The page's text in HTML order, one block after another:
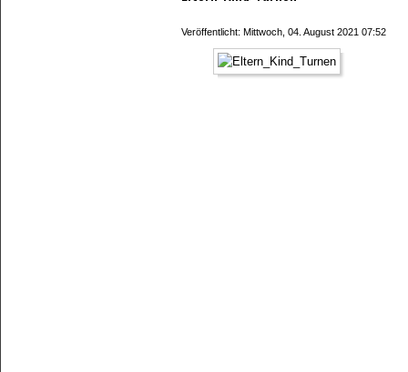
Veröffentlicht: Mittwoch, 04. August 2021 07:52